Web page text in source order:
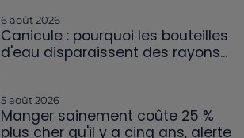
6 août 2026
Canicule : pourquoi les bouteilles
d'eau disparaissent des rayons...
5 août 2026
Manger sainement coûte 25 %
plus cher qu'il y a cinq ans, alerte